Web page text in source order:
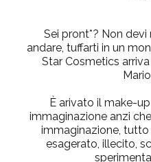
Sei pront*? Non devi
andare, tuffarti in un
Star Cosmetics
È arivato il make-
immaginazione anzi
immaginazione,
esagerato, illecito,